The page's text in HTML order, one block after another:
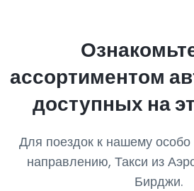
ассортиментом
доступных на
Для поездок к нашему
направлению, Такси из
Бирджи.